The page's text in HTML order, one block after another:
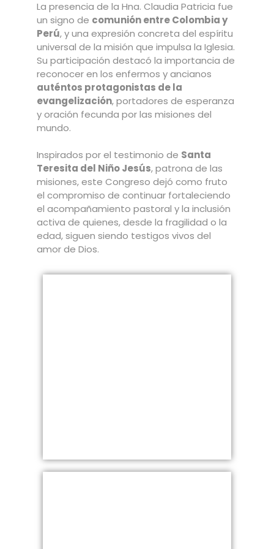
La presencia de la Hna. Claudia Patricia fue
un signo de comunión entre Colombia y
Perú, y una expresión concreta del espíritu
universal de la misión que impulsa la Iglesia.
Su participación destacó la importancia de
reconocer en los enfermos y ancianos
auténtos protagonistas de la
evangelización, portadores de esperanza
y oración fecunda por las misiones del
mundo.
Inspirados por el testimonio de Santa
Teresita del Niño Jesús, patrona de las
misiones, este Congreso dejó como fruto
el compromiso de continuar fortaleciendo
el acompañamiento pastoral y la inclusión
activa de quienes, desde la fragilidad o la
edad, siguen siendo testigos vivos del
amor de Dios.